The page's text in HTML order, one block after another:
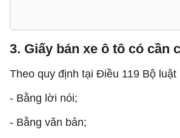
3. Giấy bán xe ô tô có
Theo quy định tại Điều 119 Bộ
- Bằng lời nói;
- Bằng văn bản;